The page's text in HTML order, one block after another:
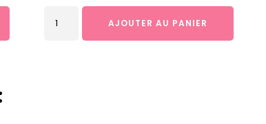
AJOUTER AU PANIER